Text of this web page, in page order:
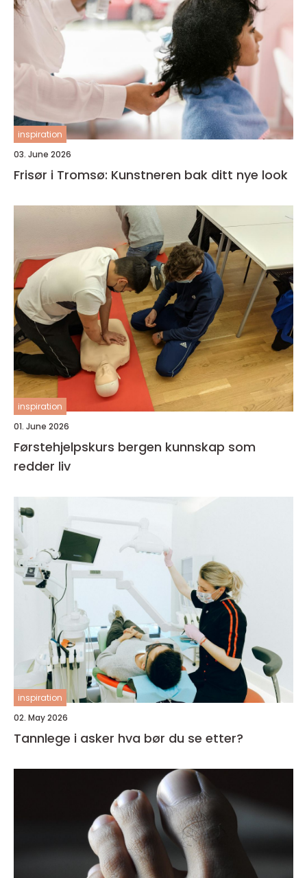
inspiration
03. June 2026
Frisør i Tromsø: Kunstneren bak ditt nye look
inspiration
01. June 2026
Førstehjelpskurs bergen kunnskap som
redder liv
inspiration
02. May 2026
Tannlege i asker hva bør du se etter?